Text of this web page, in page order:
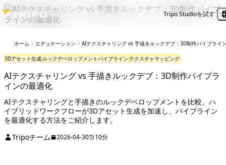
Tripo Studioを試す
ホーム エデュケーション AIテクスチャリング vs 手描きルックデブ：3D制作パイプライ
3Dアセット生成ルックデベロップメントパイプライン テクスチャマッピング
AIテクスチャリング vs 手描きルックデブ：3D制作パイプラ
インの最適化
AIテクスチャリングと手描きのルックデベロップメントを比較。ハ
イブリッドワークフローが3Dアセット生成を加速し、パイプライン
を最適化する方法をご紹介します。
Tripoチーム
2026-04-30 10分